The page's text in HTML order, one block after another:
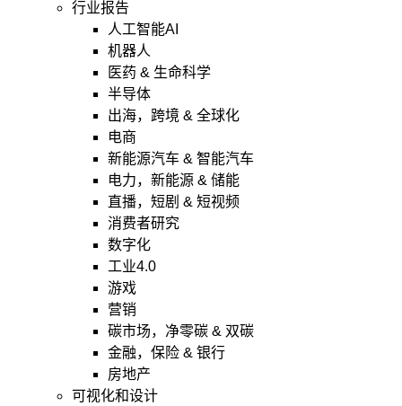
行业报告
人工智能AI
机器人
医药 & 生命科学
半导体
出海，跨境 & 全球化
电商
新能源汽车 & 智能汽车
电力，新能源 & 储能
直播，短剧 & 短视频
消费者研究
数字化
工业4.0
游戏
营销
碳市场，净零碳 & 双碳
金融，保险 & 银行
房地产
可视化和设计